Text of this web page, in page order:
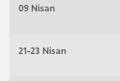
09 Nisan
21-23 Nisan
a
ş